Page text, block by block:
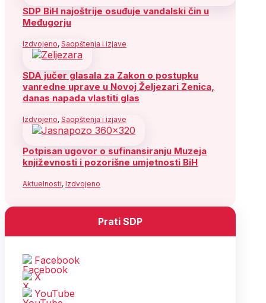
SDP BiH najoštrije osuđuje vandalski čin u
Međugorju
Izdvojeno, Saopštenja i izjave
SDA jučer glasala za Zakon o postupku
vanredne uprave u Novoj Željezari Zenica,
danas napada vlastiti glas
Izdvojeno, Saopštenja i izjave
Potpisan ugovor o sufinansiranju Muzeja
književnosti i pozorišne umjetnosti BiH
Aktuelnosti, Izdvojeno
Prati SDP
Facebook
X
YouTube